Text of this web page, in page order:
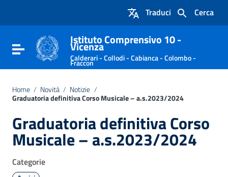
Vai al footer
Cerca
Traduci
Attiva / disattiva la navigazione
Istituto Comprensivo 10 -
Vicenza
Calderari - Collodi - Cabianca - Colombo -
Fraccon
Home / Novità / Notizie /
Graduatoria definitiva Corso Musicale – a.s.2023/2024
Graduatoria definitiva Corso
Musicale – a.s.2023/2024
Categorie